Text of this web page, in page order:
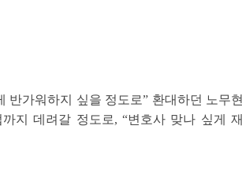
가워하지 싶을 정도로” 환대하던 노무현
지 데려갈 정도로, “변호사 맞나 싶게 재